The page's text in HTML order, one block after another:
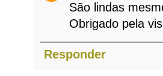
São lindas
Obrigado pela
Responder